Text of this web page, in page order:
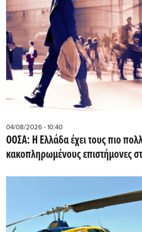
04/08/2026 - 10:40
ΟΟΣΑ: Η Ελλάδα έχει τους πιο
κακοπληρωμένους επιστήμονες